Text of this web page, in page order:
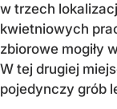
w trzech
kwietniowych
zbiorowe mogiły
W tej drugiej
pojedynczy grób